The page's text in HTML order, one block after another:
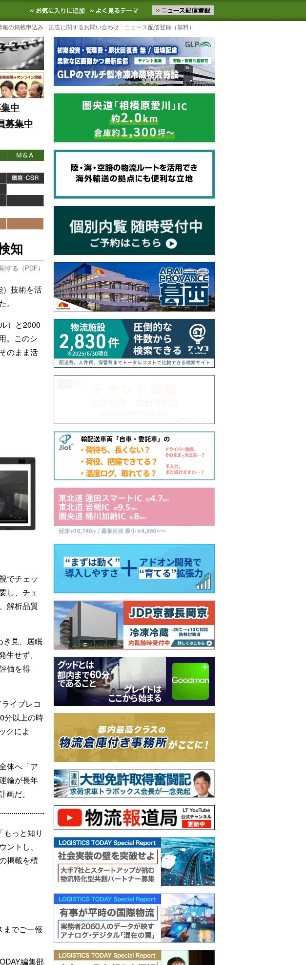
ど国内外の最新の物流ニュースをお届けします。物流ニュースメール配信を登録す
お気に入りに追加 よく見るテーマ
報の掲載申込み 広告に関するお問い合わせ ニュース配信登録（無料）
中
募集中
知
する（PDF）
）技術を活
）と2000
。このシ
のまま活
でチェッ
し、チェ
解析品質
き見、居眠
せず、
価を得
イブレコ
分以上の時
クによ
体へ「ア
輸が長年
だ。
っと知り
トし、
掲載を積
でご一報
編集部